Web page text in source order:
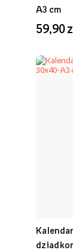
A3 cm
59,90